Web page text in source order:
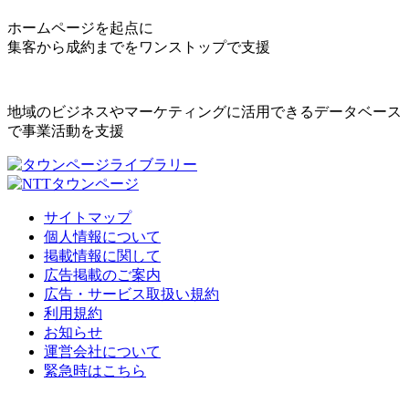
ホームページを起点に
集客から成約までをワンストップで支援
地域のビジネスやマーケティングに活用できるデータベース
で事業活動を支援
サイトマップ
個人情報について
掲載情報に関して
広告掲載のご案内
広告・サービス取扱い規約
利用規約
お知らせ
運営会社について
緊急時はこちら